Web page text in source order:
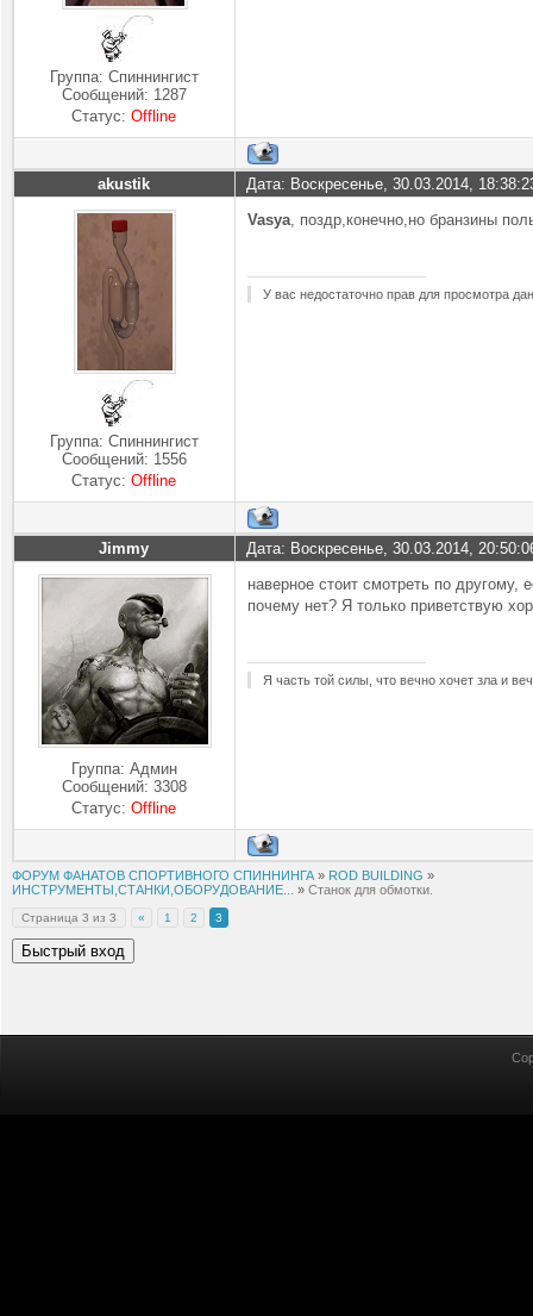
Группа: Спиннингист
Сообщений: 1287
Статус:Offline
akustik Дата: Воскресенье, 30.03.2014,
Группа: Спиннингист
Сообщений: 1556
Статус:Offline
Vasya, поздр,конечно,но бранзины
У вас недостаточно прав для просмотра
Jimmy Дата: Воскресенье, 30.03.2014,
Группа: Админ
Сообщений: 3308
Статус:Offline
наверное стоит смотреть по
почему нет? Я только приветствую
Я часть той силы, что вечно хочет зла и
ФОРУМ ФАНАТОВ СПОРТИВНОГО СПИННИНГА » ROD BUILDING »
ИНСТРУМЕНТЫ,СТАНКИ,ОБОРУДОВАНИЕ...
» Станок для обмотки.
Страница 3 из 3 « 1 2 3